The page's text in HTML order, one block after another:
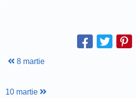
8 martie
10 martie